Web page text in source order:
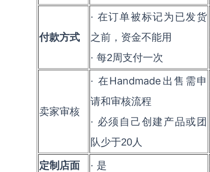
付款方式
· 在订单被标记为已发货
之前，资金不能用
· 每2周支付一次
卖家审核
· 在Handmade出售需申
请和审核流程
· 必须自己创建产品或团
队少于20人
定制店面 · 是